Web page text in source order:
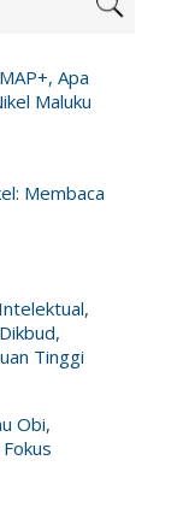
Apa
Maluku
Membaca
Tinggi
Obi,